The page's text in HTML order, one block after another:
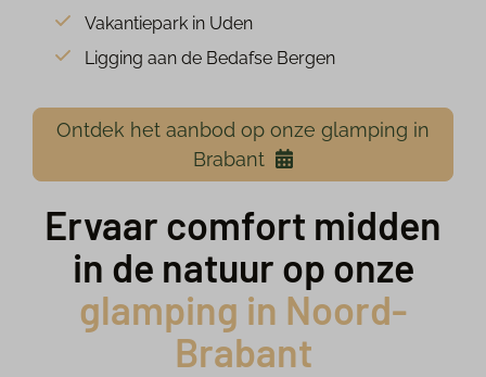
Vakantiepark in Uden
Ligging aan de Bedafse Bergen
Ontdek het aanbod op onze glamping in
Brabant
Ervaar comfort midden
in de natuur op onze
glamping in Noord-
Brabant